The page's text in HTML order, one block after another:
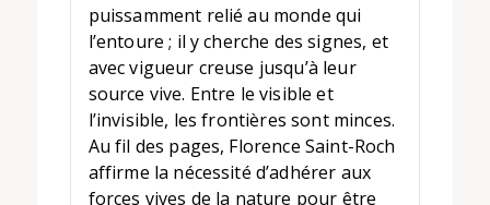
puissamment relié au monde qui
l’entoure ; il y cherche des signes, et
avec vigueur creuse jusqu’à leur
source vive. Entre le visible et
l’invisible, les frontières sont minces.
Au fil des pages, Florence Saint-Roch
affirme la nécessité d’adhérer aux
forces vives de la nature pour être